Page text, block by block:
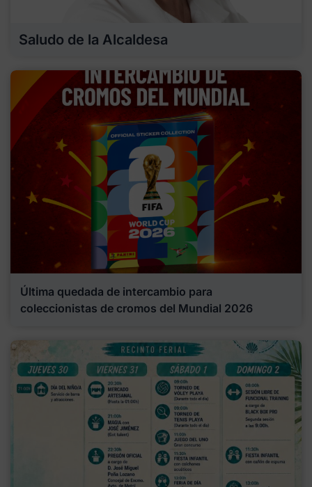
Saludo de la Alcaldesa
Última quedada de intercambio para
coleccionistas de cromos del Mundial 2026